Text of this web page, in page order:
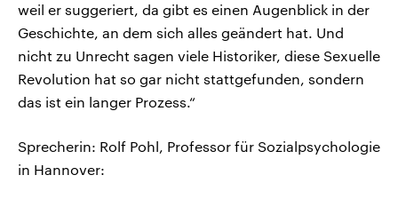
weil er suggeriert, da gibt es einen Augenblick in der
Geschichte, an dem sich alles geändert hat. Und
nicht zu Unrecht sagen viele Historiker, diese Sexuelle
Revolution hat so gar nicht stattgefunden, sondern
das ist ein langer Prozess.“
Sprecherin: Rolf Pohl, Professor für Sozialpsychologie
in Hannover: